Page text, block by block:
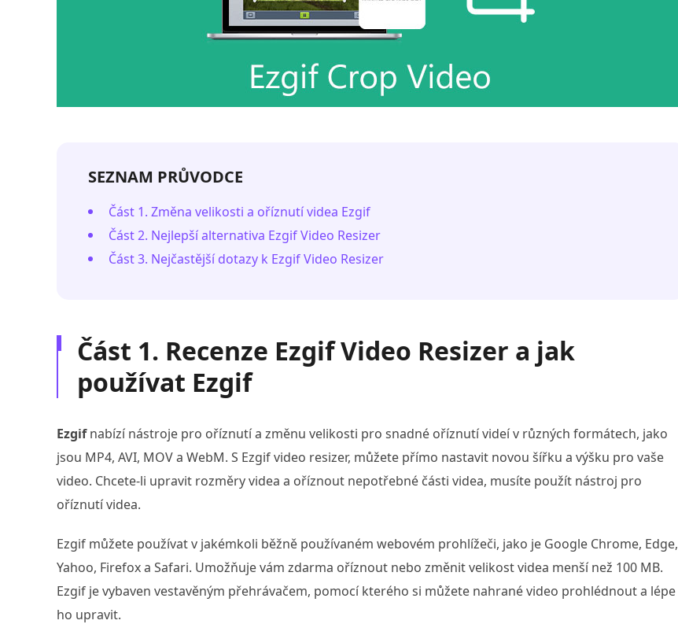
SEZNAM PRŮVODCE
Část 1. Změna velikosti a oříznutí videa Ezgif
Část 2. Nejlepší alternativa Ezgif Video Resizer
Část 3. Nejčastější dotazy k Ezgif Video Resizer
Část 1. Recenze Ezgif Video Resizer a jak
používat Ezgif
Ezgifnabízí nástroje pro oříznutí a změnu velikosti pro snadné oříznutí videí v různých formátech, jako
jsou MP4, AVI, MOV a WebM. S Ezgif video resizer, můžete přímo nastavit novou šířku a výšku pro vaše
video. Chcete-li upravit rozměry videa a oříznout nepotřebné části videa, musíte použít nástroj pro
oříznutí videa.
Ezgif můžete používat v jakémkoli běžně používaném webovém prohlížeči, jako je Google Chrome, Edge,
Yahoo, Firefox a Safari. Umožňuje vám zdarma oříznout nebo změnit velikost videa menší než 100 MB.
Ezgif je vybaven vestavěným přehrávačem, pomocí kterého si můžete nahrané video prohlédnout a lépe
ho upravit.